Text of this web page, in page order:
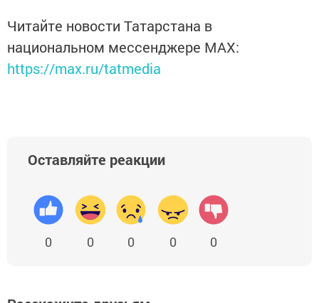
Читайте новости Татарстана в
национальном мессенджере MАХ:
https://max.ru/tatmedia
Оставляйте реакции
0 0 0 0 0